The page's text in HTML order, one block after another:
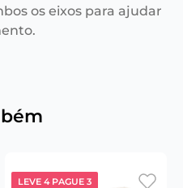
os eixos para ajudar
LEVE 4 PAGUE 3